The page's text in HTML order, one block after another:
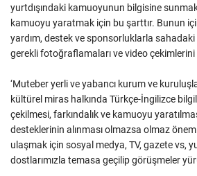
yurtdışındaki kamuoyunun bilgisine
kamuoyu yaratmak için bu şarttır. Bunun
yardım, destek ve sponsorluklarla sahadaki
gerekli fotoğraflamaları ve video çekimlerini
‘Muteber yerli ve yabancı kurum ve
kültürel miras halkında Türkçe-İngilizce
çekilmesi, farkındalık ve kamuoyu
desteklerinin alınması olmazsa olmaz
ulaşmak için sosyal medya, TV, gazete vs,
dostlarımızla temasa geçilip görüşmeler